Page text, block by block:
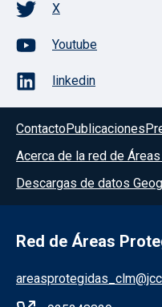
X
Youtube
linkedin
ContactoPublicaciones
Acerca de la red de
Descargas de datos
Red de Áreas